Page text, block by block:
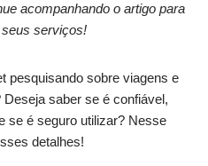
acompanhando o artigo para
serviços!
pesquisando sobre viagens e
saber se é confiável,
se é seguro utilizar? Nesse
detalhes!